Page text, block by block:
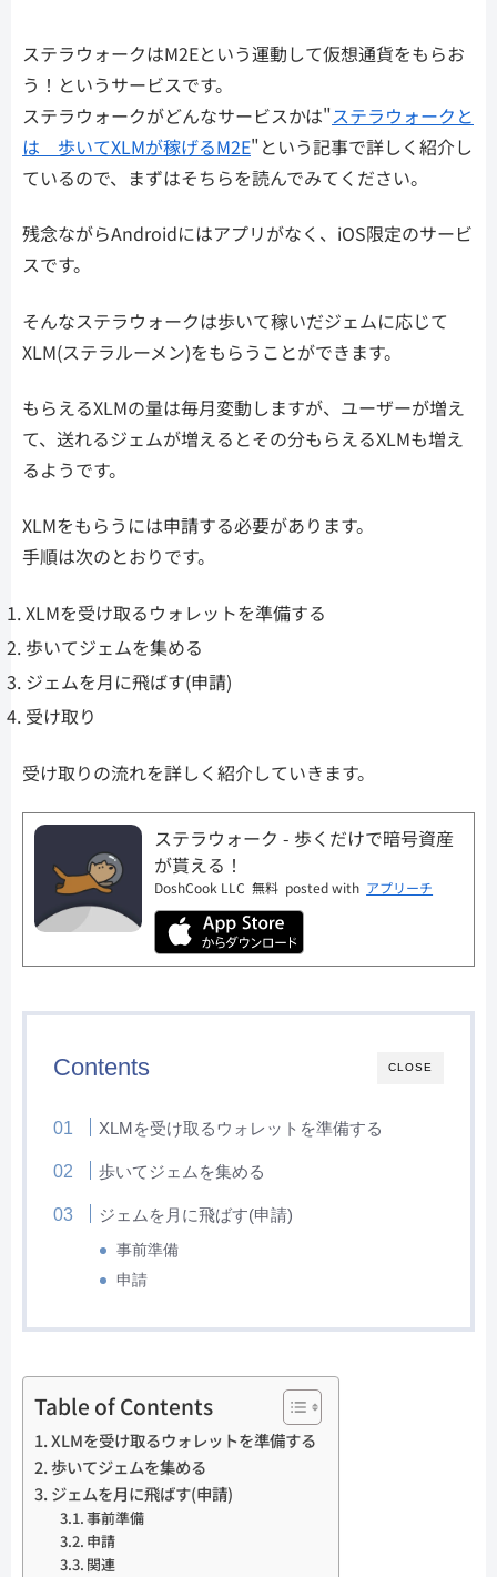
ステラウォークはM2Eという運動して仮想通貨をもらお
う！というサービスです。
ステラウォークがどんなサービスかは"ステラウォークと
は 歩いてXLMが稼げるM2E"という記事で詳しく紹介し
ているので、まずはそちらを読んでみてください。
残念ながらAndroidにはアプリがなく、iOS限定のサービ
スです。
そんなステラウォークは歩いて稼いだジェムに応じて
XLM(ステラルーメン)をもらうことができます。
もらえるXLMの量は毎月変動しますが、ユーザーが増え
て、送れるジェムが増えるとその分もらえるXLMも増え
るようです。
XLMをもらうには申請する必要があります。
手順は次のとおりです。
XLMを受け取るウォレットを準備する
歩いてジェムを集める
ジェムを月に飛ばす(申請)
受け取り
受け取りの流れを詳しく紹介していきます。
ステラウォーク - 歩くだけで暗号資産
が貰える！
DoshCook LLC 無料 posted with アプリーチ
CLOSE
Contents
XLMを受け取るウォレットを準備する
歩いてジェムを集める
ジェムを月に飛ばす(申請)
事前準備
申請
Table of Contents
XLMを受け取るウォレットを準備する
歩いてジェムを集める
ジェムを月に飛ばす(申請)
事前準備
申請
関連